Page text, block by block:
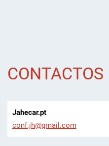
CONTACTOS
Jahecar.pt
conf.jh@gmail.com